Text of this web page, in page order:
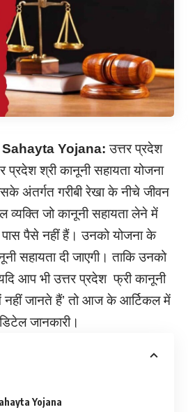
Yojana:उत्तर प्रदेश
प्रदेश श्री कानूनी सहायता योजना
अंतर्गत गरीबी रेखा के नीचे जीवन
व्यक्ति जो कानूनी सहायता लेने में
पैसे नहीं हैं। उनको योजना के
सहायता दी जाएगी। ताकि उनको
आप भी उत्तर प्रदेश फ्री कानूनी
नहीं जानते हैं’ तो आज के आर्टिकल में
जानकारी।
Yojana